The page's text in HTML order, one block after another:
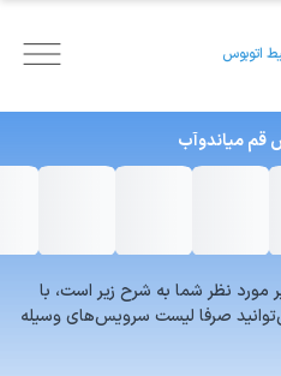
اتوبوس
قممیاندوآب
سفر۷۲۴ برای مسیر مورد نظر شما به شرح زیر است، با
صرفا لیست سرویس‌های وسیله